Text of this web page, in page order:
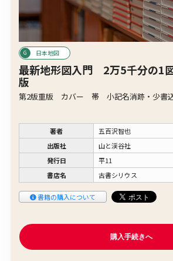
日本地図
最新地形図入門 2万5千分の1
版
第2版重版 カバー 帯 小記名消跡・少書
著者
五百沢智也
出版社
山と渓谷社
発行日
平11
書店名
古書シリウス
書籍の購入について